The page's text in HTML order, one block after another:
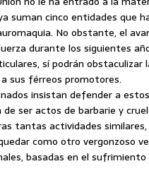
suman cinco entidades que
No obstante, el
durante los siguientes
sí podrán obstaculizar
sus férreos promotores.
insistan defender a
ser actos de barbarie y
tantas actividades
como otro vergonzoso
basadas en el sufrimiento